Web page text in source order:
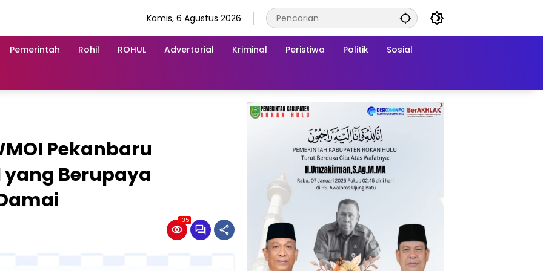
Kamis, 6 Agustus 2026
Pemerintah Rohil ROHUL Advertorial Kriminal Peristiwa Politik Sosial
Pekanbaru
yang Berupaya
135